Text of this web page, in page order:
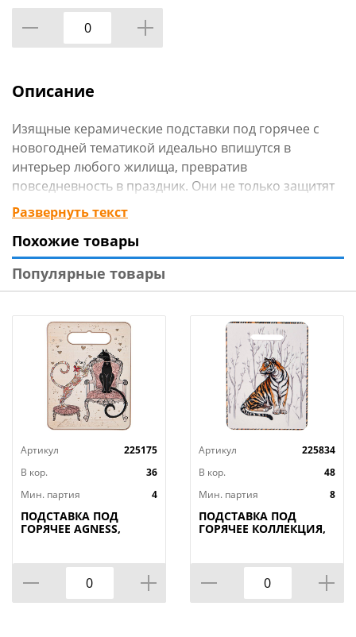
Описание
Изящные керамические подставки под горячее с
новогодней тематикой идеально впишутся в
интерьер любого жилища, превратив
повседневность в праздник. Они не только защитят
мебель от высоких температур, но и станут
прекрасным украшением интерьера, привнеся
атмосферу праздника и уюта.
Развернуть текст
Похожие товары
Популярные товары
Артикул
225175
В кор.
36
Мин. партия
4
ПОДСТАВКА ПОД
ГОРЯЧЕЕ AGNESS,
Артикул
225834
В кор.
48
Мин. партия
8
ПОДСТАВКА ПОД
ГОРЯЧЕЕ КОЛЛЕКЦИЯ,